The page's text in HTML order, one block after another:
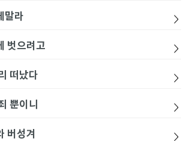
말라
벗으려고
떠났다
뿐이니
버성겨